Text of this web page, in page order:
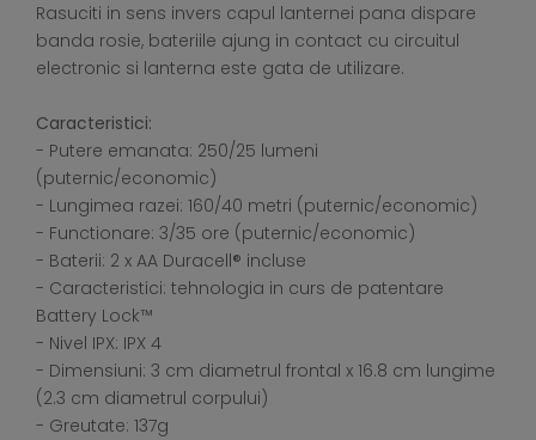
Rasuciti in sens invers capul lanternei pana dispare
banda rosie, bateriile ajung in contact cu circuitul
electronic si lanterna este gata de utilizare.
Caracteristici:
- Putere emanata: 250/25 lumeni
(puternic/economic)
- Lungimea razei: 160/40 metri (puternic/economic)
- Functionare: 3/35 ore (puternic/economic)
- Baterii: 2 x AA Duracell® incluse
- Caracteristici: tehnologia in curs de patentare
Battery Lock™
- Nivel IPX: IPX 4
- Dimensiuni: 3 cm diametrul frontal x 16.8 cm lungime
(2.3 cm diametrul corpului)
- Greutate: 137g